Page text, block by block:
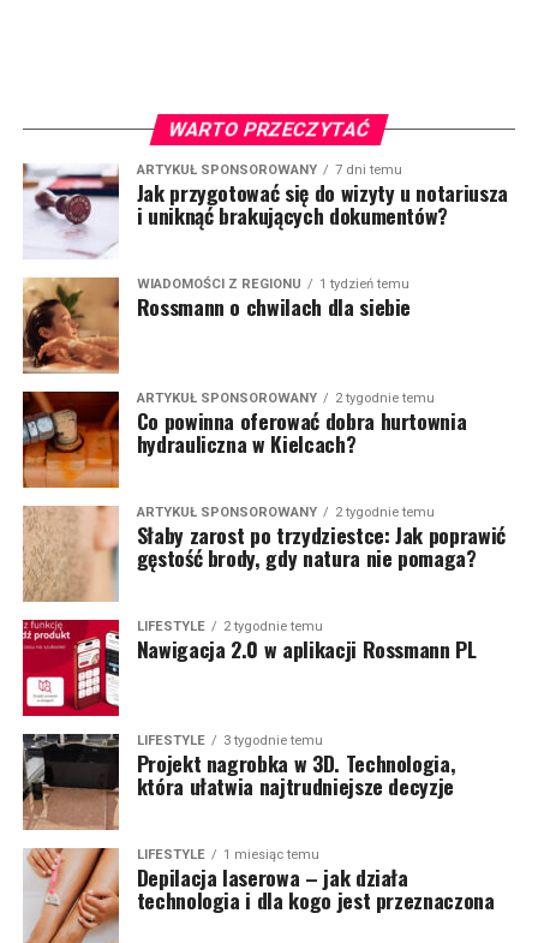
WARTO PRZECZYTAĆ
ARTYKUŁ SPONSOROWANY 7 dni temu
Jak przygotować się do wizyty u notariusza
i uniknąć brakujących dokumentów?
WIADOMOŚCI Z REGIONU 1 tydzień temu
Rossmann o chwilach dla siebie
ARTYKUŁ SPONSOROWANY 2 tygodnie temu
Co powinna oferować dobra hurtownia
hydrauliczna w Kielcach?
ARTYKUŁ SPONSOROWANY 2 tygodnie temu
Słaby zarost po trzydziestce: Jak poprawić
gęstość brody, gdy natura nie pomaga?
LIFESTYLE 2 tygodnie temu
Nawigacja 2.0 w aplikacji Rossmann PL
LIFESTYLE 3 tygodnie temu
Projekt nagrobka w 3D. Technologia,
która ułatwia najtrudniejsze decyzje
LIFESTYLE 1 miesiąc temu
Depilacja laserowa – jak działa
technologia i dla kogo jest przeznaczona